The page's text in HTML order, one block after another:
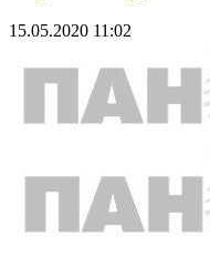
15.05.2020 11:02